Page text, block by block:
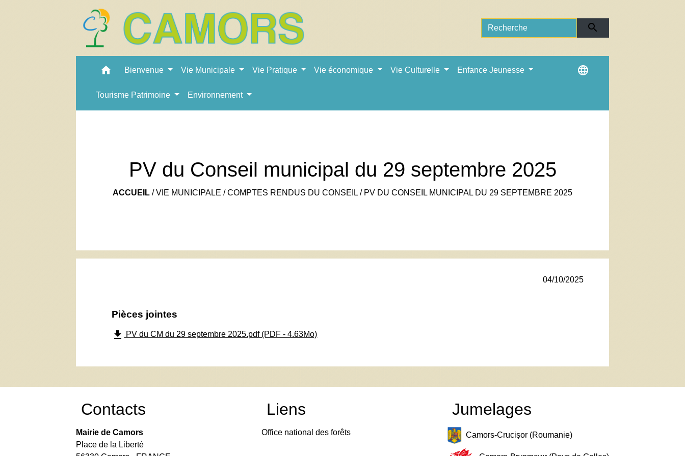
search
home Bienvenue Vie Municipale Vie Pratique Vie économique Vie Culturelle Enfance Jeunesse
Tourisme Patrimoine Environnement
language
PV du Conseil municipal du 29 septembre 2025
ACCUEIL /VIE MUNICIPALE /COMPTES RENDUS DU CONSEIL / PV DU CONSEIL MUNICIPAL DU 29 SEPTEMBRE 2025
04/10/2025
Pièces jointes
file_download PV du CM du 29 septembre 2025.pdf (PDF - 4.63Mo)
Contacts
Mairie de Camors
Place de la Liberté
Liens
Office national des forêts
Jumelages
Camors-Crucișor (Roumanie)